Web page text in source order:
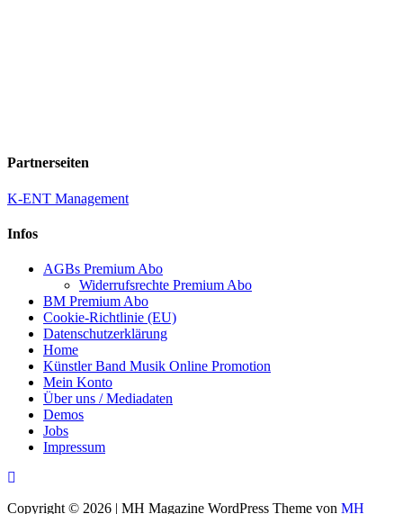
Partnerseiten
K-ENT Management
Infos
AGBs Premium Abo
Widerrufsrechte Premium Abo
BM Premium Abo
Cookie-Richtlinie (EU)
Datenschutzerklärung
Home
Künstler Band Musik Online Promotion
Mein Konto
Über uns / Mediadaten
Demos
Jobs
Impressum
Copyright © 2026 | MH Magazine WordPress Theme von MH